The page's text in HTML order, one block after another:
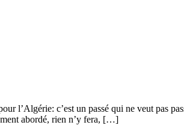
l’Algérie: c’est un passé qui ne veut pas
abordé, rien n’y fera, […]